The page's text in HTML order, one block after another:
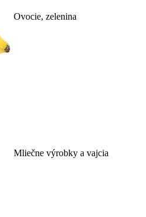
Ovocie, zelenina
Mliečne výrobky a vajcia